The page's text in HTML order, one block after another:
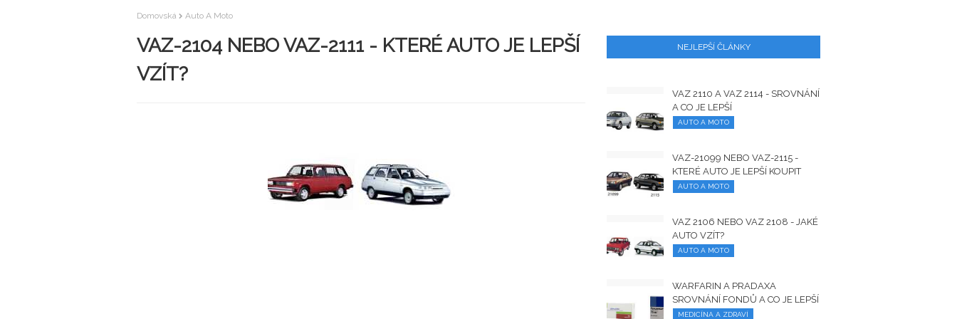
Domovská Auto A Moto
VAZ-2104 NEBO VAZ-2111 - KTERÉ AUTO JE LEPŠÍ
VZÍT?
NEJLEPŠÍ ČLÁNKY
VAZ 2110 A VAZ 2114 - SROVNÁNÍ
A CO JE LEPŠÍ
AUTO A MOTO
VAZ-21099 NEBO VAZ-2115 -
KTERÉ AUTO JE LEPŠÍ KOUPIT
AUTO A MOTO
VAZ 2106 NEBO VAZ 2108 - JAKÉ
AUTO VZÍT?
AUTO A MOTO
WARFARIN A PRADAXA
SROVNÁNÍ FONDŮ A CO JE LEPŠÍ
MEDICÍNA A ZDRAVÍ